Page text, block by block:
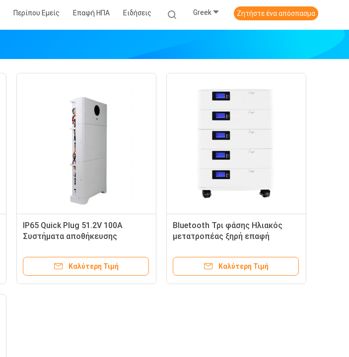
Περίπου Εμείς Επαφή ΗΠΑ Ειδήσεις Greek Ζητήστε ένα απόσπασμα
IP65 Quick Plug 51.2V 100A
Συστήματα αποθήκευσης
Καλύτερη Τιμή
Bluetooth Τρι φάσης Ηλιακός
μετατροπέας ξηρή επαφή
5KWH 10KWH Για σύστημα
αποθήκευσης ηλιακής ενέργειας
Καλύτερη Τιμή